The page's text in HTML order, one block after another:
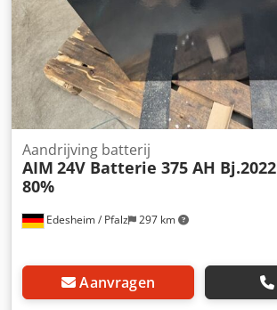
Edesheim / Pfalz 297 km
Aandrijving batterij
AIM 24V Batterie 375 AH Bj.2022
80%
Aanvragen